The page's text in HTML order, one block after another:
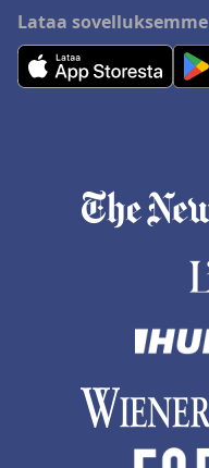
Lataa sovelluksemme